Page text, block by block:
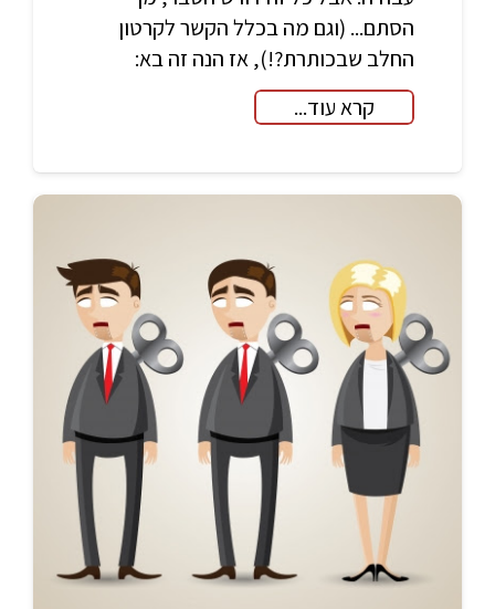
הסתם... (וגם מה בכלל הקשר לקרטון
החלב שבכותרת?!), אז הנה זה בא:
קרא עוד...